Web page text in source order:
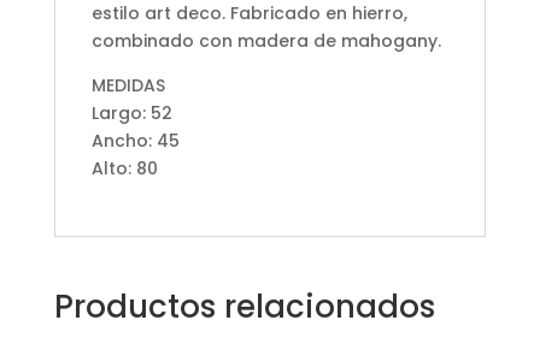
estilo art deco. Fabricado en hierro,
combinado con madera de mahogany.
MEDIDAS
Largo: 52
Ancho: 45
Alto: 80
Productos relacionados